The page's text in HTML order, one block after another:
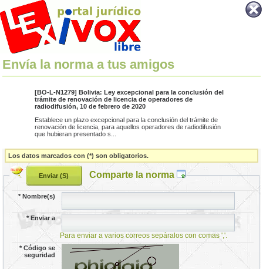
Envía la norma a tus amigos
[BO-L-N1279] Bolivia: Ley excepcional para la conclusión del
trámite de renovación de licencia de operadores de
radiodifusión, 10 de febrero de 2020
Establece un plazo excepcional para la conclusión del trámite de
renovación de licencia, para aquellos operadores de radiodifusión
que hubieran presentado s...
Los datos marcados con (*) son obligatorios.
Comparte la norma
*Nombre(s)
*Enviar a
Para enviar a varios correos sepáralos con comas ','.
*Código se
seguridad